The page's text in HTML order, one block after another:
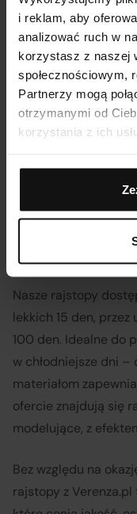
i reklam, aby
analizować ruch w
korzystasz z naszej
społecznościowym,
Partnerzy mogą
otrzymanymi od
korzystania z ich
Profesjonalne
99,99zł
Rajstopyto jeden z
garderoby, który
praktyczność. W
rajstop – od
kryjące, wzorzyste i
Nasze rajstopy
lekkich 15 den,
100 den. Idealne do
w chłodniejsze dni
materiałom
ofercie znajdują się
modelujące, z
Bez względu na
rajstopy z